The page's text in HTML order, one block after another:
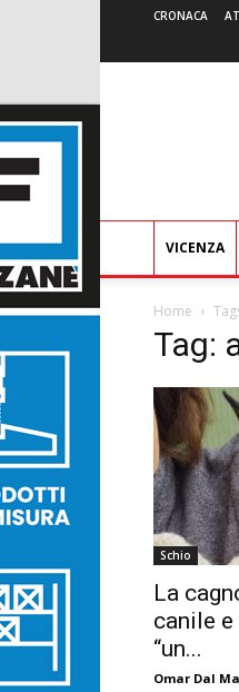
CRONACA
VICENZA
Home
Tag:
Schio
La
canile
“un...
Omar Dal